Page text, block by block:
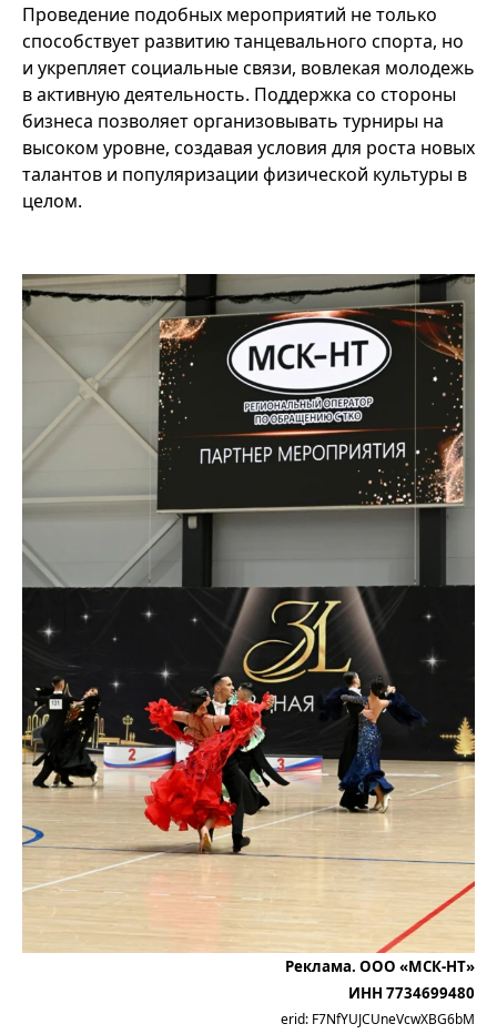
Проведение подобных мероприятий не только
способствует развитию танцевального спорта, но
и укрепляет социальные связи, вовлекая молодежь
в активную деятельность. Поддержка со стороны
бизнеса позволяет организовывать турниры на
высоком уровне, создавая условия для роста новых
талантов и популяризации физической культуры в
целом.
Реклама. ООО «МСК-НТ»
ИНН 7734699480
erid: F7NfYUJCUneVcwXBG6bM